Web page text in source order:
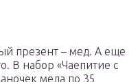
презент – мед. А еще
В набор «Чаепитие с
меда по 35